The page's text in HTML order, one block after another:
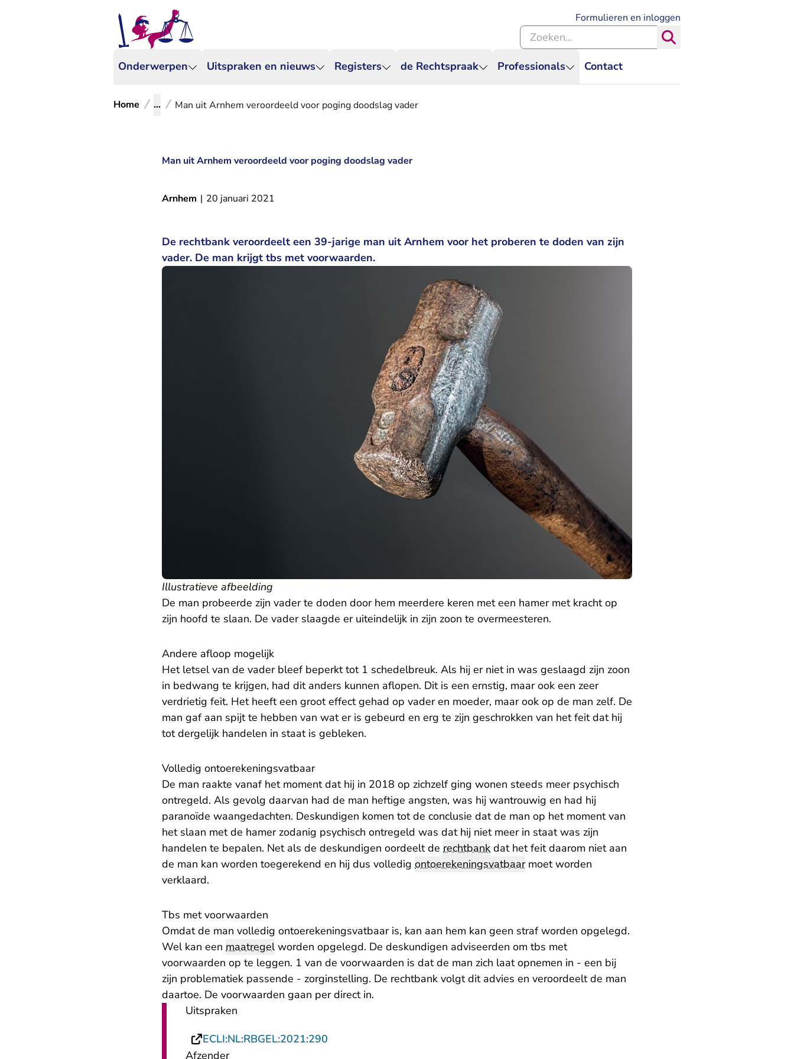
Onderwerpen Uitspraken en nieuws Registers de Rechtspraak Professionals Contact
Formulieren en inloggen
Zoeken binnen de Rechtspraak
Home ... Man uit Arnhem veroordeeld voor poging doodslag vader
Man uit Arnhem veroordeeld voor poging doodslag vader
Arnhem | 20 januari 2021
De rechtbank veroordeelt een 39-jarige man uit Arnhem voor het proberen te doden van zijn
vader. De man krijgt tbs met voorwaarden.
Illustratieve afbeelding
De man probeerde zijn vader te doden door hem meerdere keren met een hamer met kracht op
zijn hoofd te slaan. De vader slaagde er uiteindelijk in zijn zoon te overmeesteren.
Andere afloop mogelijk
Het letsel van de vader bleef beperkt tot 1 schedelbreuk. Als hij er niet in was geslaagd zijn zoon
in bedwang te krijgen, had dit anders kunnen aflopen. Dit is een ernstig, maar ook een zeer
verdrietig feit. Het heeft een groot effect gehad op vader en moeder, maar ook op de man zelf. De
man gaf aan spijt te hebben van wat er is gebeurd en erg te zijn geschrokken van het feit dat hij
tot dergelijk handelen in staat is gebleken.
Volledig ontoerekeningsvatbaar
De man raakte vanaf het moment dat hij in 2018 op zichzelf ging wonen steeds meer psychisch
ontregeld. Als gevolg daarvan had de man heftige angsten, was hij wantrouwig en had hij
paranoïde waangedachten. Deskundigen komen tot de conclusie dat de man op het moment van
het slaan met de hamer zodanig psychisch ontregeld was dat hij niet meer in staat was zijn
handelen te bepalen. Net als de deskundigen oordeelt de rechtbank dat het feit daarom niet aan
de man kan worden toegerekend en hij dus volledig ontoerekeningsvatbaarmoet worden
verklaard.
​Tbs met voorwaarden
Omdat de man volledig ontoerekeningsvatbaar is, kan aan hem kan geen straf worden opgelegd.
Wel kan een maatregelworden opgelegd. De deskundigen adviseerden om tbs met
voorwaarden op te leggen. 1 van de voorwaarden is dat de man zich laat opnemen in - een bij
zijn problematiek passende - zorginstelling. De rechtbank volgt dit advies en veroordeelt de man
daartoe. De voorwaarden gaan per direct in.
Uitspraken
ECLI:NL:RBGEL:2021:290
Afzender